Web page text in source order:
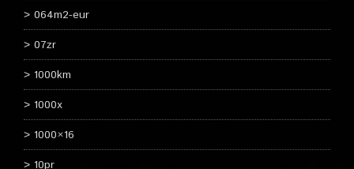
064m2-eur
07zr
1000km
1000x
1000×16
10pr